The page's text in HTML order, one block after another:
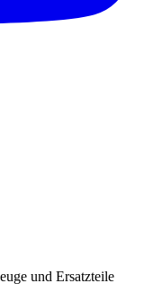
und Ersatzteile